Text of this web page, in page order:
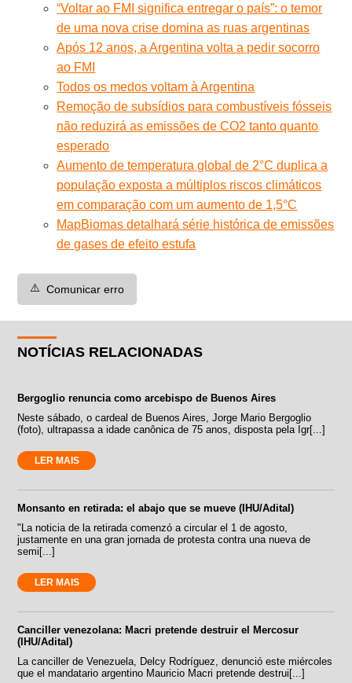
“Voltar ao FMI significa entregar o país”: o temor
de uma nova crise domina as ruas argentinas
Após 12 anos, a Argentina volta a pedir socorro
ao FMI
Todos os medos voltam à Argentina
Remoção de subsídios para combustíveis fósseis
não reduzirá as emissões de CO2 tanto quanto
esperado
Aumento de temperatura global de 2°C duplica a
população exposta a múltiplos riscos climáticos
em comparação com um aumento de 1,5°C
MapBiomas detalhará série histórica de emissões
de gases de efeito estufa
⚠️ Comunicar erro
NOTÍCIAS RELACIONADAS
Bergoglio renuncia como arcebispo de Buenos Aires
Neste sábado, o cardeal de Buenos Aires, Jorge Mario Bergoglio
(foto), ultrapassa a idade canônica de 75 anos, disposta pela Igr[...]
LER MAIS
Monsanto en retirada: el abajo que se mueve (IHU/Adital)
"La noticia de la retirada comenzó a circular el 1 de agosto,
justamente en una gran jornada de protesta contra una nueva de
semi[...]
LER MAIS
Canciller venezolana: Macri pretende destruir el Mercosur
(IHU/Adital)
La canciller de Venezuela, Delcy Rodríguez, denunció este miércoles
que el mandatario argentino Mauricio Macri pretende destrui[...]